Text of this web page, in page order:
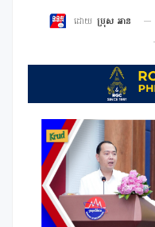
ដោយ ប្រុស អាន